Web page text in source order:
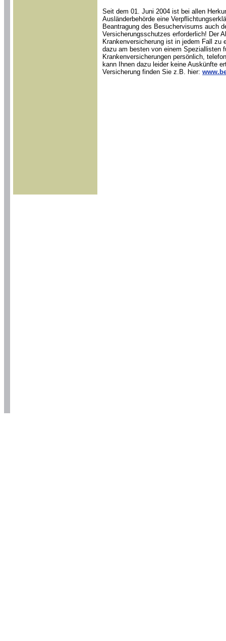
Seit dem 01. Juni 2004 ist bei allen
Ausländerbehörde eine
Beantragung des Besuchervisums auch
Versicherungsschutzes erforderlich! Der
Krankenversicherung ist in jedem Fall zu
dazu am besten von einem Speziallisten
Krankenversicherungen persönlich,
kann Ihnen dazu leider keine Auskünfte
Versicherung finden Sie z.B. hier: